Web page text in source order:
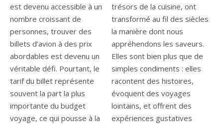
est devenu accessible à un
nombre croissant de
personnes, trouver des
billets d’avion à des prix
abordables est devenu un
véritable défi. Pourtant, le
tarif du billet représente
souvent la part la plus
importante du budget
voyage, ce qui pousse à la
trésors de la cuisine, ont
transformé au fil des siècles
la manière dont nous
appréhendons les saveurs.
Elles sont bien plus que de
simples condiments : elles
racontent des histoires,
évoquent des voyages
lointains, et offrent des
expériences gustatives